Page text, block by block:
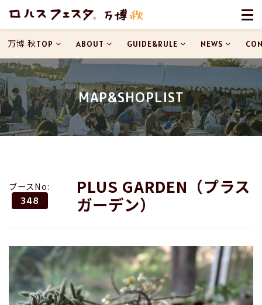
MAP&SHOPLIST
万博 秋TOP ABOUT GUIDE&RULE NEWS
ブースNo:
348
PLUS GARDEN（プラス
ガーデン）